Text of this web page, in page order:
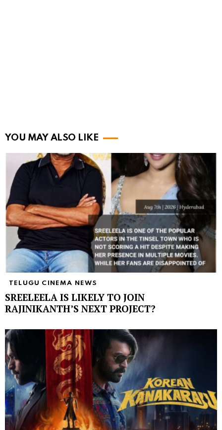
YOU MAY ALSO LIKE
TELUGU CINEMA NEWS
SREELEELA IS LIKELY TO JOIN
RAJINIKANTH’S NEXT PROJECT?